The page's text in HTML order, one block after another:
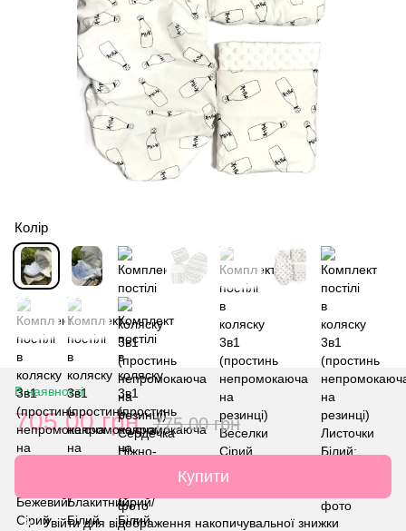
Колір
В наявності
705.00 грн 775.00 грн
Купити
% Увійтидля відображення накопичувальної знижки